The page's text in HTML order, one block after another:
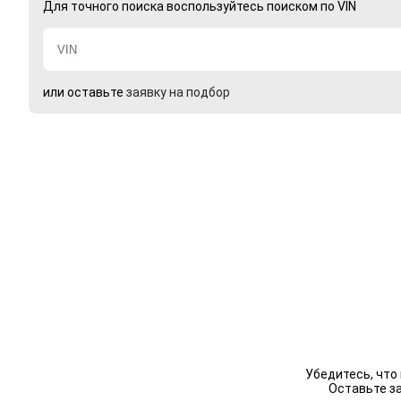
Для точного поиска воспользуйтесь поиском по VIN
или оставьте заявку на подбор
Убедитесь,
Оставьте